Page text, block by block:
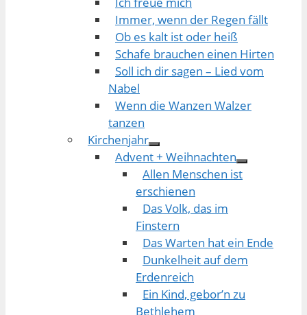
Immer, wenn der Regen fällt
Ob es kalt ist oder heiß
Schafe brauchen einen Hirten
Soll ich dir sagen – Lied vom
Nabel
Wenn die Wanzen Walzer
tanzen
Kirchenjahr
Advent + Weihnachten
Allen Menschen ist
erschienen
Das Volk, das im
Finstern
Das Warten hat ein Ende
Dunkelheit auf dem
Erdenreich
Ein Kind, gebor’n zu
Bethlehem